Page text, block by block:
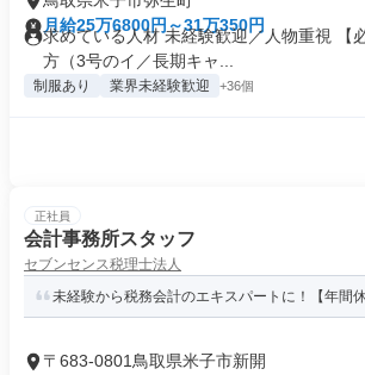
月給25万6800円～31万350円
求めている人材 未経験歓迎／人物重視 【
方（3号のイ／長期キャ...
制服あり 業界未経験歓迎 +36個
正社員
会計事務所スタッフ
セブンセンス税理士法人
未経験から税務会計のエキスパートに！【年間
〒683-0801鳥取県米子市新開